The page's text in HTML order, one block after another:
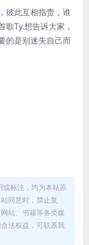
彼此互相指责，谁
Ty.想告诉大家，
的是别迷失自己而
或标注，均为本站原
同意时，禁止复
站、书籍等各类媒
法权益，可联系我